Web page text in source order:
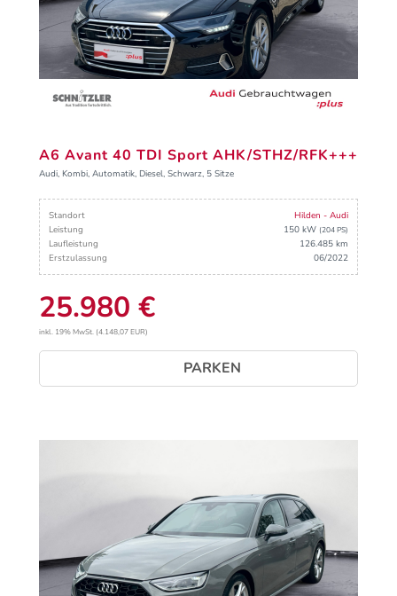
A6 Avant 40 TDI Sport AHK/STHZ/RFK+++
Audi, Kombi, Automatik, Diesel, Schwarz, 5 Sitze
Standort
Hilden - Audi
Leistung
150 kW (204 PS)
Laufleistung
126.485 km
Erstzulassung
06/2022
25.980 €
inkl. 19% MwSt. (4.148,07 EUR)
PARKEN